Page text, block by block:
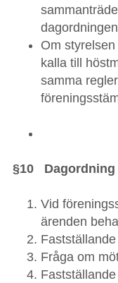
Om
kalla till
samma
§10 Dagordning
Vid
ärenden
Fråga om